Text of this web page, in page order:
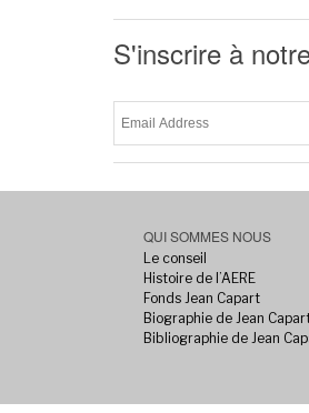
S'inscrire à
QUI SOMMES NOUS
Le conseil
Histoire de l’AERE
Fonds Jean Capart
Biographie de Jean
Bibliographie de Jean